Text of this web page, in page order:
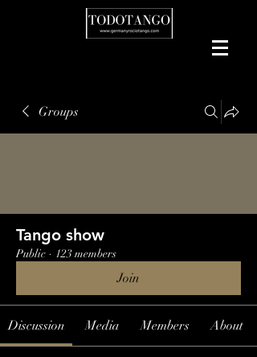
Groups
Tango show
Public · 123 members
Join
Discussion Media Members About